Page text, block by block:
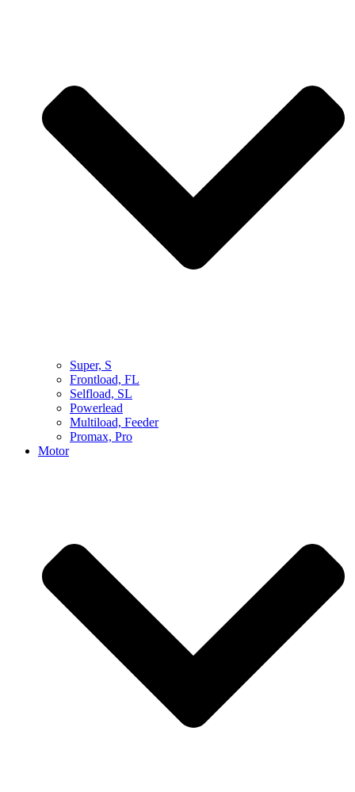
Super, S
Frontload, FL
Selfload, SL
Powerlead
Multiload, Feeder
Promax, Pro
Motor